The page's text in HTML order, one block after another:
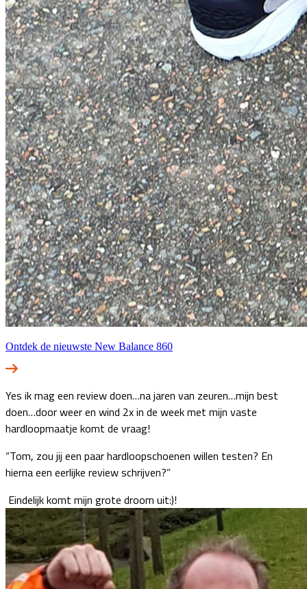
Ontdek de nieuwste New Balance 860
Yes ik mag een review doen…na jaren van zeuren…mijn best
doen…door weer en wind 2x in de week met mijn vaste
hardloopmaatje komt de vraag!
“Tom, zou jij een paar hardloopschoenen willen testen? En
hierna een eerlijke review schrijven?”
Eindelijk komt mijn grote droom uit:)!